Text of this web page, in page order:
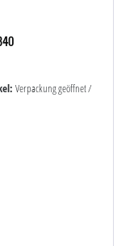
Verpackung geöffnet /